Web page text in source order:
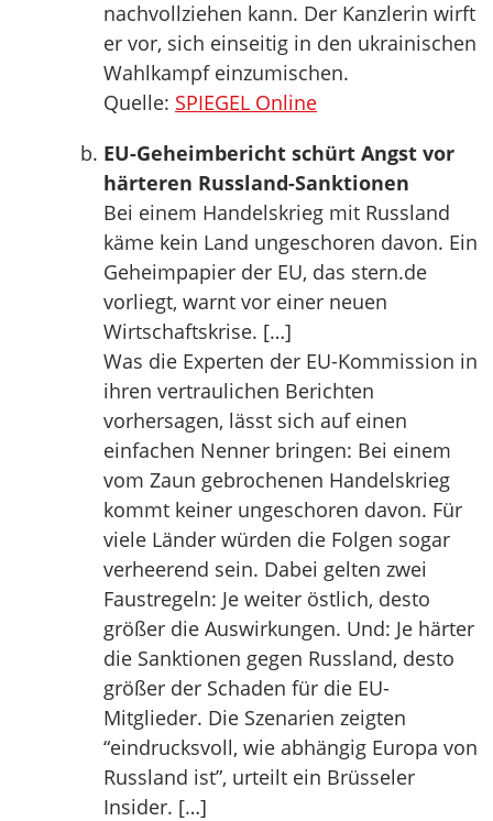
nachvollziehen kann. Der Kanzlerin wirft
er vor, sich einseitig in den ukrainischen
Wahlkampf einzumischen.
Quelle: SPIEGEL Online
EU-Geheimbericht schürt Angst vor
härteren Russland-Sanktionen
Bei einem Handelskrieg mit Russland
käme kein Land ungeschoren davon. Ein
Geheimpapier der EU, das stern.de
vorliegt, warnt vor einer neuen
Wirtschaftskrise. […]
Was die Experten der EU-Kommission in
ihren vertraulichen Berichten
vorhersagen, lässt sich auf einen
einfachen Nenner bringen: Bei einem
vom Zaun gebrochenen Handelskrieg
kommt keiner ungeschoren davon. Für
viele Länder würden die Folgen sogar
verheerend sein. Dabei gelten zwei
Faustregeln: Je weiter östlich, desto
größer die Auswirkungen. Und: Je härter
die Sanktionen gegen Russland, desto
größer der Schaden für die EU-
Mitglieder. Die Szenarien zeigten
“eindrucksvoll, wie abhängig Europa von
Russland ist”, urteilt ein Brüsseler
Insider. […]